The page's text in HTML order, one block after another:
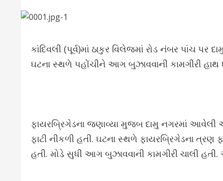
કાંદિવલી (પૂર્વ)માં ઠાકુર વિલેજમાં રોડ નંબર પાંચ
ઘટના સ્થળે પહોંચીને આગ બુઝાવવાની કામગીરી
ફાયરબ્રિગેડના જણાવ્યા મુજબ દામુ નગરમાં
ફાટી નીકળી હતી. ઘટના સ્થળે ફાયરબ્રિગેડના
હતી. મોડે સુધી આગ બુઝાવવાની કામગીરી ચાલી